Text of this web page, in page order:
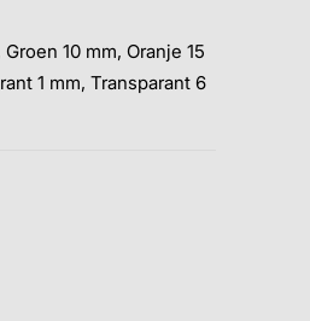
10 mm, Oranje 15
1 mm, Transparant 6